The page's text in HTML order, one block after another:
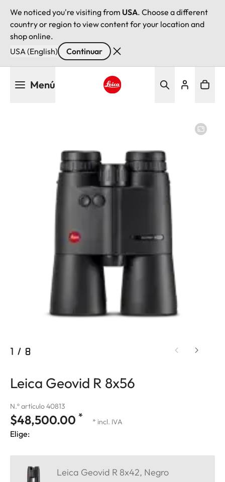
We noticed you're visiting from USA. Choose a different
country or region to view content for your location and
shop online.
USA (English)
Continuar
Menú
1 / 8
Leica Geovid R 8x56
N.º artículo 40813
$48,500.00 * * incl. IVA
Elige:
Leica Geovid R 8x42, Negro